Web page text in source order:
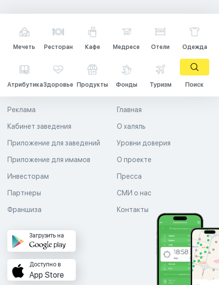
Мечеть Ресторан Кафе Медресе Отели Одежда
АтрибутикаЗдоровье Продукты Фонды Туризм Поиск
Главная
О халяль
Уровни доверия
Реклама
Кабинет заведения
Приложение для заведений
Приложение для имамов О проекте
Пресса
СМИ о нас
Контакты
Инвесторам
Партнеры
Франшиза
Загрузить на
Доступно в
App Store